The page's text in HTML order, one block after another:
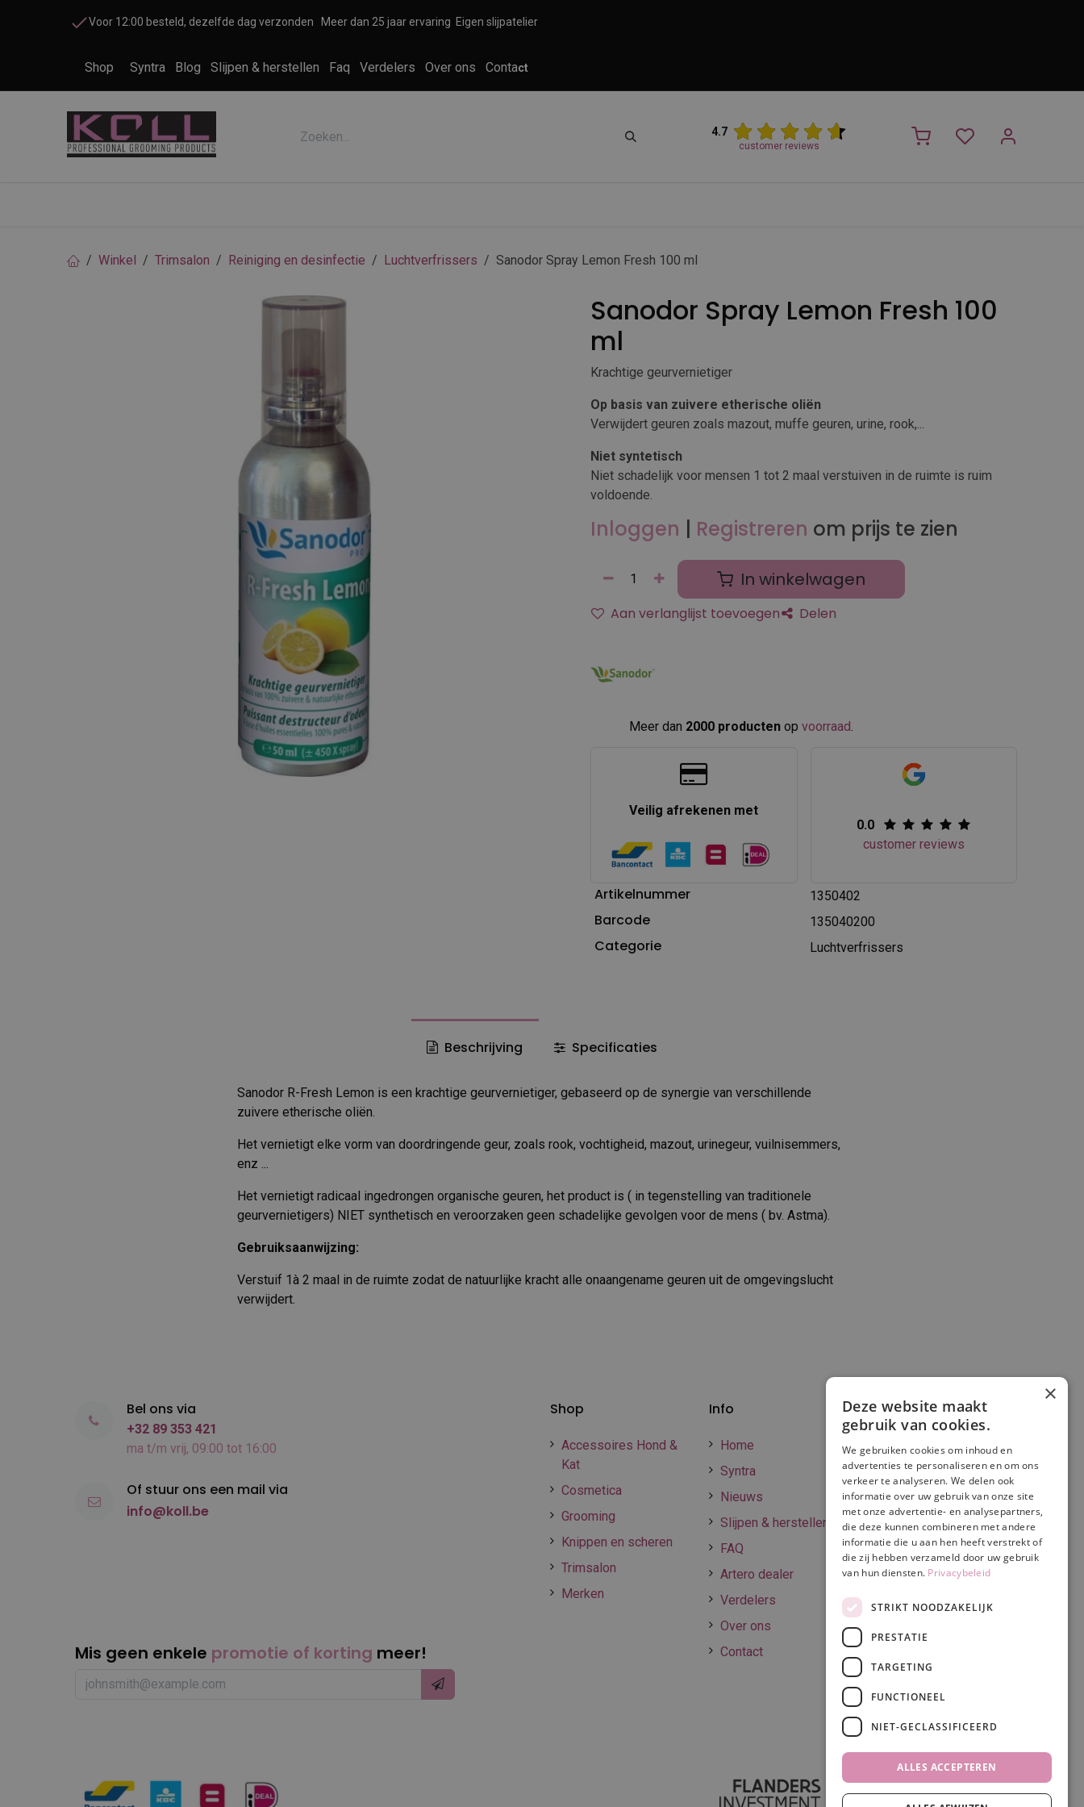
Voor 12:00 besteld, dezelfde dag verzonden Meer dan 25 jaar ervaring Eigen slijpatelier
Shop Syntra Blog Slijpen & herstellen Faq Verdelers Over ons Contact
4.7
customer reviews
Winkel Trimsalon Reiniging en desinfectie Luchtverfrissers Sanodor Spray Lemon Fresh 100 ml
Sanodor Spray Lemon Fresh 100
ml
Krachtige geurvernietiger
Op basis van zuivere etherische oliën
Verwijdert geuren zoals mazout, muffe geuren, urine, rook,...
Niet syntetisch
Niet schadelijk voor mensen 1 tot 2 maal verstuiven in de ruimte is ruim
voldoende.
Inloggen | Registreren om prijs te zien
In winkelwagen
Aan verlanglijst toevoegen Delen
Meer dan 2000 producten op voorraad
Veilig afrekenen met
0.0
customer reviews
Artikelnummer 1350402
Barcode 135040200
Categorie Luchtverfrissers
Beschrijving Specificaties
Sanodor R-Fresh Lemon is een krachtige geurvernietiger, gebaseerd op de synergie van verschillende
zuivere etherische oliën.
Het vernietigt elke vorm van doordringende geur, zoals rook, vochtigheid, mazout, urinegeur, vuilnisemmers,
enz ...
Het vernietigt radicaal ingedrongen organische geuren, het product is ( in tegenstelling van traditionele
geurvernietigers) NIET synthetisch en veroorzaken geen schadelijke gevolgen voor de mens ( bv. Astma).
Gebruiksaanwijzing:
Verstuif 1à 2 maal in de ruimte zodat de natuurlijke kracht alle onaangename geuren uit de omgevingslucht
verwijdert.
Info
Home
Syntra
Nieuws
Slijpen & herstellen
FAQ
Artero dealer
Verdelers
Over ons
Contact
Shop
Accessoires Hond &
Kat
Cosmetica
Grooming
Knippen en scheren
Trimsalon
Merken
Verzenden en
betalen
Online betalen
Retourneren
Algemene
voorwaarden
Privacy & Cookie
policy
Disclaimer
Mis geen enkele promotie of korting meer!
Bel ons via
+32 89 353 421
ma t/m vrij, 09:00 tot 16:00
Of stuur ons een mail via
info@koll.be
×
Deze website maakt
gebruik van cookies.
We gebruiken cookies om inhoud en
advertenties te personaliseren en om ons
verkeer te analyseren. We delen ook
informatie over uw gebruik van onze site
met onze advertentie- en analysepartners,
die deze kunnen combineren met andere
informatie die u aan hen heeft verstrekt of
die zij hebben verzameld door uw gebruik
van hun diensten. Privacybeleid
STRIKT NOODZAKELIJK
PRESTATIE
TARGETING
FUNCTIONEEL
NIET-GECLASSIFICEERD
ALLES ACCEPTEREN